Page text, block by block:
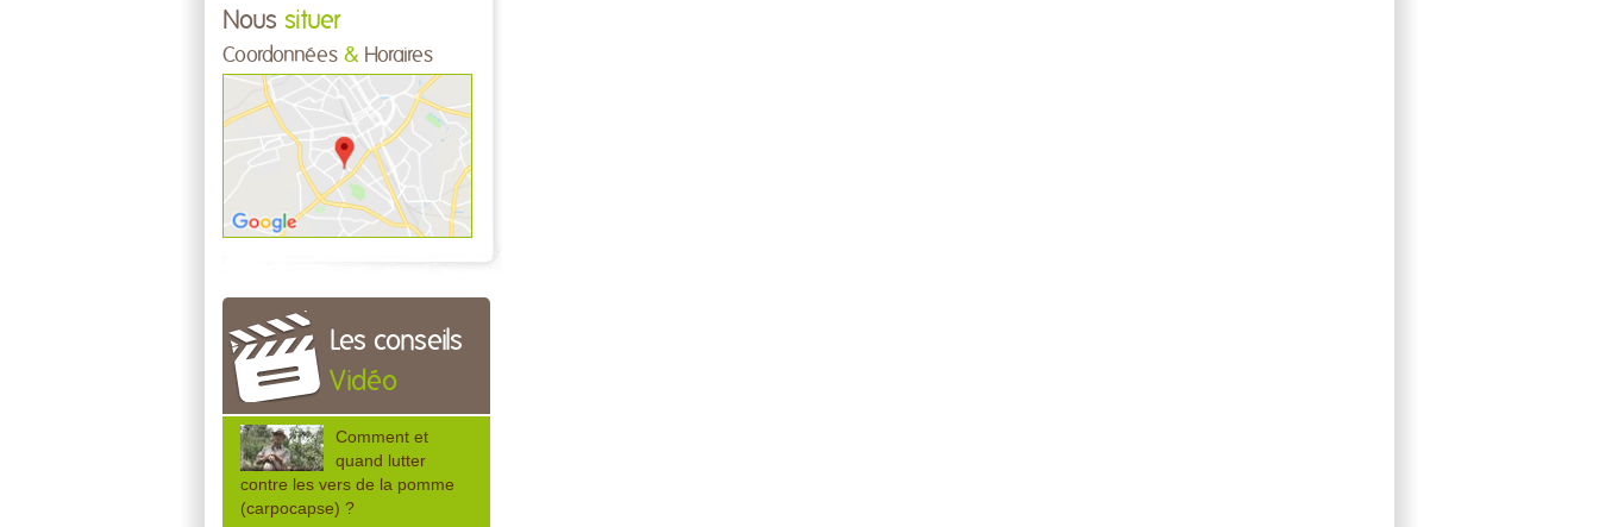
Nous situer
Coordonnées & Horaires
Les conseils
Vidéo
Comment et
quand lutter
contre les vers de la pomme
(carpocapse) ?